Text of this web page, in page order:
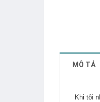
MÔ TẢ
Khi tôi